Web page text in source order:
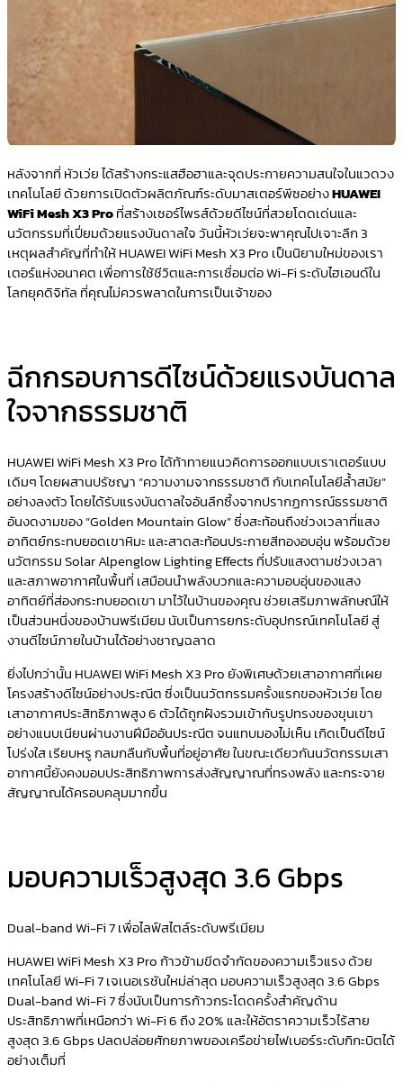
หลังจากที่ หัวเว่ย ได้สร้างกระแสฮือฮาและจุดประกายความสนใจในแวดวง
เทคโนโลยี ด้วยการเปิดตัวผลิตภัณฑ์ระดับมาสเตอร์พีซอย่างHUAWEI
WiFi Mesh X3 Proที่สร้างเซอร์ไพรส์ด้วยดีไซน์ที่สวยโดดเด่นและ
นวัตกรรมที่เปี่ยมด้วยแรงบันดาลใจ วันนี้หัวเว่ยจะพาคุณไปเจาะลึก 3
เหตุผลสำคัญที่ทำให้ HUAWEI WiFi Mesh X3 Pro เป็นนิยามใหม่ของเรา
เตอร์แห่งอนาคต เพื่อการใช้ชีวิตและการเชื่อมต่อ Wi-Fi ระดับไฮเอนด์ใน
โลกยุคดิจิทัล ที่คุณไม่ควรพลาดในการเป็นเจ้าของ
ฉีกกรอบการดีไซน์ด้วยแรงบันดาล
ใจจากธรรมชาติ
HUAWEI WiFi Mesh X3 Pro ได้ท้าทายแนวคิดการออกแบบเราเตอร์แบบ
เดิมๆ โดยผสานปรัชญา “ความงามจากธรรมชาติ กับเทคโนโลยีล้ำสมัย”
อย่างลงตัว โดยได้รับแรงบันดาลใจอันลึกซึ้งจากปรากฏการณ์ธรรมชาติ
อันงดงามของ “Golden Mountain Glow” ซึ่งสะท้อนถึงช่วงเวลาที่แสง
อาทิตย์กระทบยอดเขาหิมะ และสาดสะท้อนประกายสีทองอบอุ่น พร้อมด้วย
นวัตกรรม Solar Alpenglow Lighting Effects ที่ปรับแสงตามช่วงเวลา
และสภาพอากาศในพื้นที่ เสมือนนำพลังบวกและความอบอุ่นของแสง
อาทิตย์ที่ส่องกระทบยอดเขา มาไว้ในบ้านของคุณ ช่วยเสริมภาพลักษณ์ให้
เป็นส่วนหนึ่งของบ้านพรีเมียม นับเป็นการยกระดับอุปกรณ์เทคโนโลยี สู่
งานดีไซน์ภายในบ้านได้อย่างชาญฉลาด
ยิ่งไปกว่านั้น HUAWEI WiFi Mesh X3 Pro ยังพิเศษด้วยเสาอากาศที่เผย
โครงสร้างดีไซน์อย่างประณีต ซึ่งเป็นนวัตกรรมครั้งแรกของหัวเว่ย โดย
เสาอากาศประสิทธิภาพสูง 6 ตัวได้ถูกฝังรวมเข้ากับรูปทรงของขุนเขา
อย่างแนบเนียนผ่านงานฝีมืออันประณีต จนแทบมองไม่เห็น เกิดเป็นดีไซน์
โปร่งใส เรียบหรู กลมกลืนกับพื้นที่อยู่อาศัย ในขณะเดียวกันนวัตกรรมเสา
อากาศนี้ยังคงมอบประสิทธิภาพการส่งสัญญาณที่ทรงพลัง และกระจาย
สัญญาณได้ครอบคลุมมากขึ้น
มอบความเร็วสูงสุด 3.6 Gbps
Dual-band Wi-Fi 7 เพื่อไลฟ์สไตล์ระดับพรีเมียม
HUAWEI WiFi Mesh X3 Pro ก้าวข้ามขีดจำกัดของความเร็วแรง ด้วย
เทคโนโลยี Wi-Fi 7 เจเนอเรชันใหม่ล่าสุด มอบความเร็วสูงสุด 3.6 Gbps
Dual-band Wi-Fi 7 ซึ่งนับเป็นการก้าวกระโดดครั้งสำคัญด้าน
ประสิทธิภาพที่เหนือกว่า Wi-Fi 6 ถึง 20% และให้อัตราความเร็วไร้สาย
สูงสุด 3.6 Gbps ปลดปล่อยศักยภาพของเครือข่ายไฟเบอร์ระดับกิกะบิตได้
อย่างเต็มที่